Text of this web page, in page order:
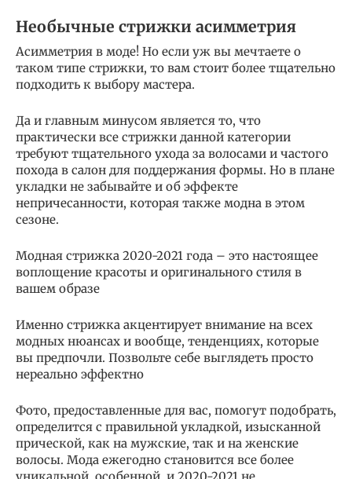
Необычные стрижки асимметрия
Асимметрия в моде! Но если уж вы мечтаете о
таком типе стрижки, то вам стоит более тщательно
подходить к выбору мастера.
Да и главным минусом является то, что
практически все стрижки данной категории
требуют тщательного ухода за волосами и частого
похода в салон для поддержания формы. Но в плане
укладки не забывайте и об эффекте
непричесанности, которая также модна в этом
сезоне.
Модная стрижка 2020-2021 года – это настоящее
воплощение красоты и оригинального стиля в
вашем образе
Именно стрижка акцентирует внимание на всех
модных нюансах и вообще, тенденциях, которые
вы предпочли. Позвольте себе выглядеть просто
нереально эффектно
Фото, предоставленные для вас, помогут подобрать,
определится с правильной укладкой, изысканной
прической, как на мужские, так и на женские
волосы. Мода ежегодно становится все более